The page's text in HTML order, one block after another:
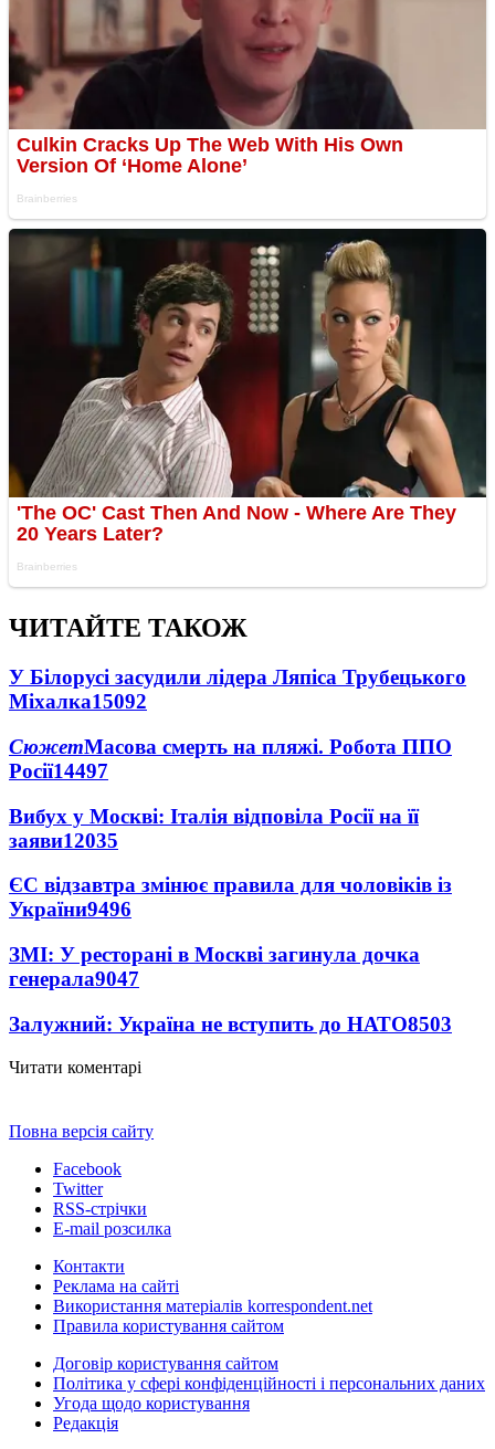
ЧИТАЙТЕ ТАКОЖ
У Білорусі засудили лідера Ляпіса Трубецького
Міхалка15092
СюжетМасова смерть на пляжі. Робота ППО
Росії14497
Вибух у Москві: Італія відповіла Росії на її
заяви12035
ЄС відзавтра змінює правила для чоловіків із
України9496
ЗМІ: У ресторані в Москві загинула дочка
генерала9047
Залужний: Україна не вступить до НАТО8503
Читати коментарі
Повна версія сайту
Facebook
Twitter
RSS-стрічки
E-mail розсилка
Контакти
Реклама на сайті
Використання матеріалів korrespondent.net
Правила користування сайтом
Договір користування сайтом
Політика у сфері конфіденційності і персональних даних
Угода щодо користування
Редакція